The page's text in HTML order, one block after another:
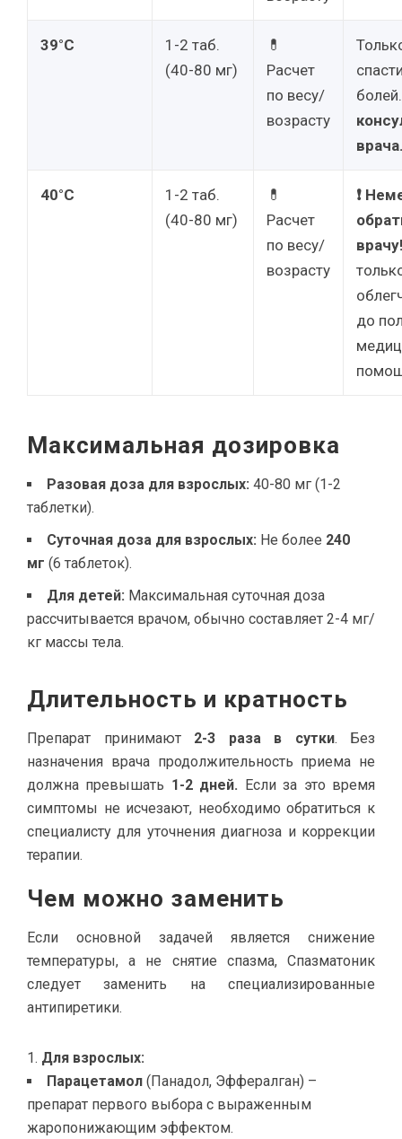
39°C
1-2 таб.
(40-80 мг)
💊
Расчет
по весу/
возрасту
40°C
1-2 таб.
(40-80 мг)
💊
Расчет
по весу/
возрасту
❗
до
Максимальная дозировка
Разовая доза для взрослых: 40-80 мг (1-2
таблетки).
Суточная доза для взрослых: Не более 240
мг (6 таблеток).
Для детей: Максимальная суточная доза
рассчитывается врачом, обычно составляет 2-4 мг/
кг массы тела.
Длительность и кратность
Препарат принимают 2-3 раза в сутки. Без
назначения врача продолжительность приема не
должна превышать 1-2 дней. Если за это время
симптомы не исчезают, необходимо обратиться к
специалисту для уточнения диагноза и коррекции
терапии.
Чем можно заменить
Если основной задачей является снижение
температуры, а не снятие спазма, Спазматоник
следует заменить на специализированные
антипиретики.
Для взрослых:
Парацетамол (Панадол, Эффералган) –
препарат первого выбора с выраженным
жаропонижающим эффектом.